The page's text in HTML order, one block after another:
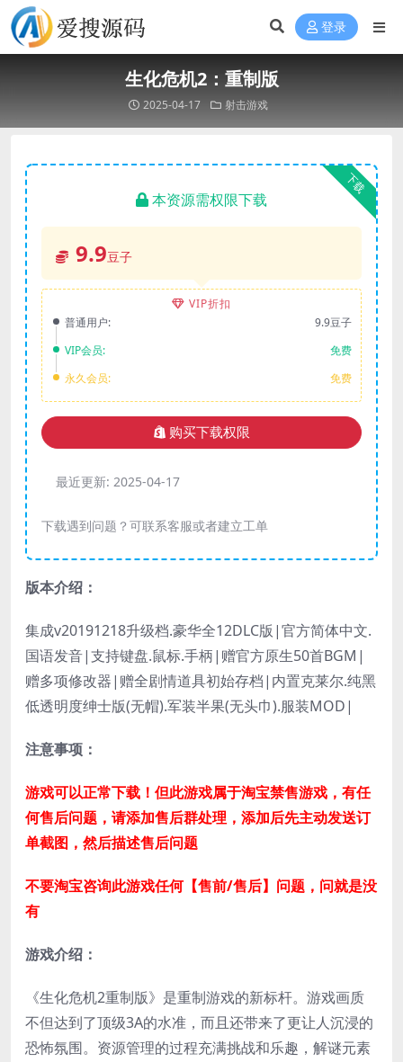
登录
生化危机2：重制版
2025-04-17 射击游戏
下载
本资源需权限下载
9.9豆子
VIP折扣
普通用户:
9.9豆子
VIP会员:
免费
永久会员:
免费
购买下载权限
最近更新: 2025-04-17
下载遇到问题？可联系客服或者建立工单
版本介绍：
集成v20191218升级档.豪华全12DLC版|官方简体中文.
国语发音|支持键盘.鼠标.手柄|赠官方原生50首BGM|
赠多项修改器|赠全剧情道具初始存档|内置克莱尔.纯黑
低透明度绅士版(无帽).军装半果(无头巾).服装MOD|
注意事项：
游戏可以正常下载！但此游戏属于淘宝禁售游戏，有任
何售后问题，请添加售后群处理，添加后先主动发送订
单截图，然后描述售后问题
不要淘宝咨询此游戏任何【售前/售后】问题，问就是没
有
游戏介绍：
《生化危机2重制版》是重制游戏的新标杆。游戏画质
不但达到了顶级3A的水准，而且还带来了更让人沉浸的
恐怖氛围。资源管理的过程充满挑战和乐趣，解谜元素